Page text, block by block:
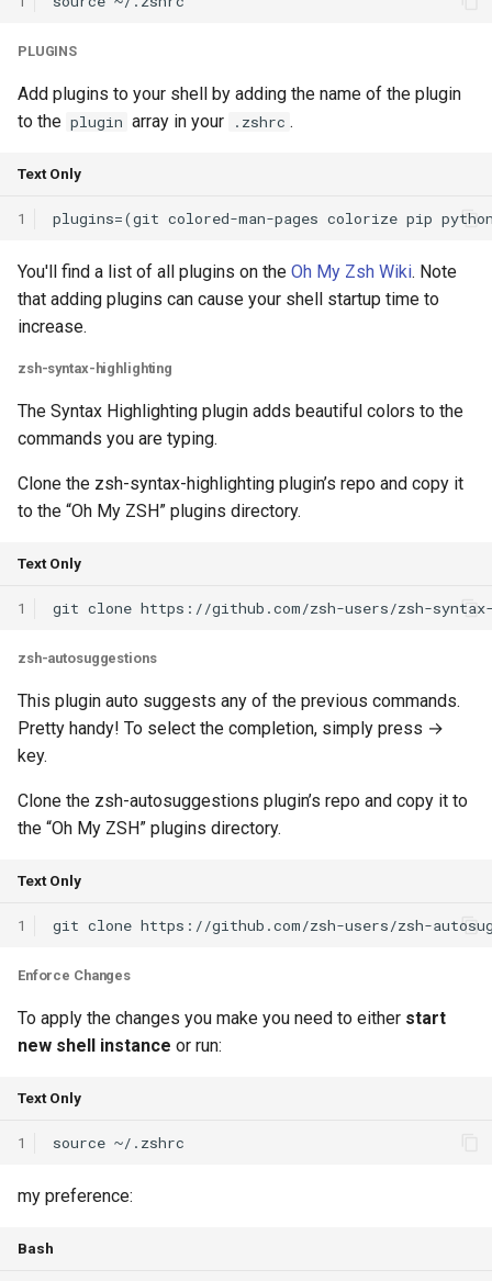
SIGCOMM22 SpaceCore
MobiCom23 SD LEO
SIGCOMM25 SN2
MobiCom21 Quasar
Nature25 Carbon-neutral
CoNEXT25 NTN LEO
SIGMETRICS26 Starlink vs.
Arxiv25 SatReplica
PLUGINS
Add plugins to your shell by adding the name of the plugin
to the plugin array in your .zshrc .
Text Only
1
You'll find a list of all plugins on the Oh My Zsh Wiki. Note
that adding plugins can cause your shell startup time to
increase.
zsh-syntax-highlighting
The Syntax Highlighting plugin adds beautiful colors to the
commands you are typing.
Clone the zsh-syntax-highlighting plugin’s repo and copy it
to the “Oh My ZSH” plugins directory.
Text Only
1
zsh-autosuggestions
This plugin auto suggests any of the previous commands.
Pretty handy! To select the completion, simply press →
key.
Clone the zsh-autosuggestions plugin’s repo and copy it to
the “Oh My ZSH” plugins directory.
Text Only
1
Enforce Changes
To apply the changes you make you need to either start
new shell instance or run:
Text Only
1
my preference:
Bash